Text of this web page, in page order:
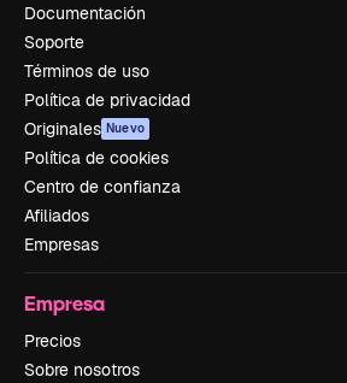
Documentación
Soporte
Términos de uso
Política de privacidad
Originales Nuevo
Política de cookies
Centro de confianza
Afiliados
Empresas
Empresa
Precios
Sobre nosotros